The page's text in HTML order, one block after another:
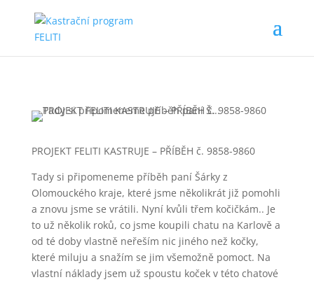
PROJEKT FELITI KASTRUJE – PŘÍBĚH č. 9858-9860
Tady si připomeneme příběh paní Šárky z
Olomouckého kraje, které jsme několikrát již pomohli
a znovu jsme se vrátili. Nyní kvůli třem kočičkám.. Je
to už několik roků, co jsme koupili chatu na Karlově a
od té doby vlastně neřeším nic jiného než kočky,
které miluju a snažím se jim všemožně pomoct. Na
vlastní náklady jsem už spoustu koček v této chatové